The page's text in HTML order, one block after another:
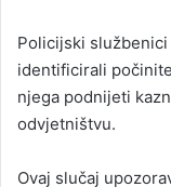
Policijski
identificirali
njega podnijeti
odvjetništvu.
Ovaj slučaj